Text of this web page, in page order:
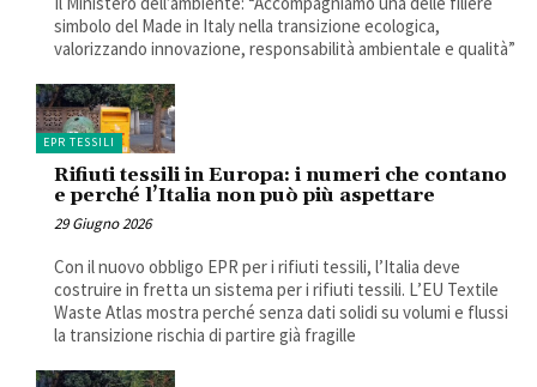
simbolo del Made in Italy nella transizione ecologica,
valorizzando innovazione, responsabilità ambientale e qualità”
EPR TESSILI
Rifiuti tessili in Europa: i numeri che contano
e perché l’Italia non può più aspettare
29 Giugno 2026
Con il nuovo obbligo EPR per i rifiuti tessili, l’Italia deve
costruire in fretta un sistema per i rifiuti tessili. L’EU Textile
Waste Atlas mostra perché senza dati solidi su volumi e flussi
la transizione rischia di partire già fragille